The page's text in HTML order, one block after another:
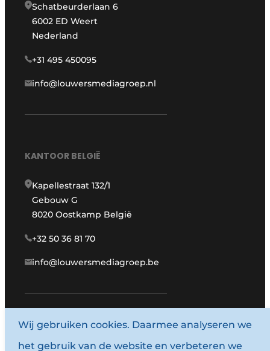
Schatbeurderlaan 6
6002 ED Weert
Nederland
+31 495 450095
info@louwersmediagroep.nl
KANTOOR BELGIË
Kapellestraat 132/1
Gebouw G
8020 Oostkamp België
+32 50 36 81 70
info@louwersmediagroep.be
www.louwersmediagroep.com
© 1987 - 2026 Louwersmediagroep.
Wij gebruiken cookies. Daarmee analyseren we
het gebruik van de website en verbeteren we